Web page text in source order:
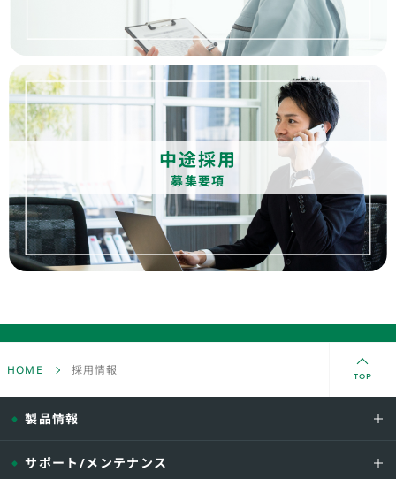
中途採用
募集要項
HOME 採用情報 TOP
製品情報
サポート/メンテナンス